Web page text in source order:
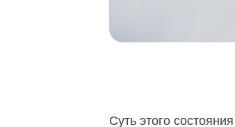
Суть этого